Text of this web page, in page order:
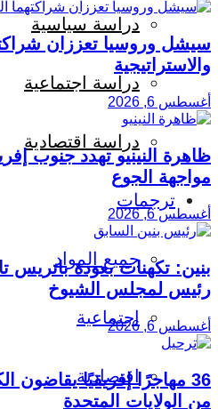
دراسة سياسية
دراسة اجتماعية
دراسة اقتصادية
ترجمات
جميع المواد
اجتماعية
اقتصادية
سيشل وروسيا تعززان
والاستراتيجية
أغسطس 6, 2026
ظاهرة النينيو تهدد جنوب
مواجهة الجوع
أغسطس 6, 2026
بنين: تكهنات بعودة باتريس
رئيس لمجلس الشيوخ
أغسطس 6, 2026
36 مهاجرًا إفريقيًا يقاضون
من الولايات المتحدة